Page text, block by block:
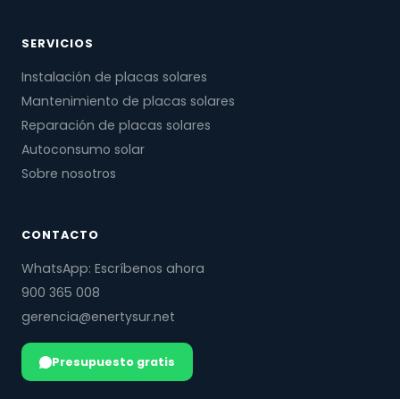
SERVICIOS
Instalación de placas solares
Mantenimiento de placas solares
Reparación de placas solares
Autoconsumo solar
Sobre nosotros
CONTACTO
WhatsApp: Escríbenos ahora
900 365 008
gerencia@enertysur.net
Presupuesto gratis